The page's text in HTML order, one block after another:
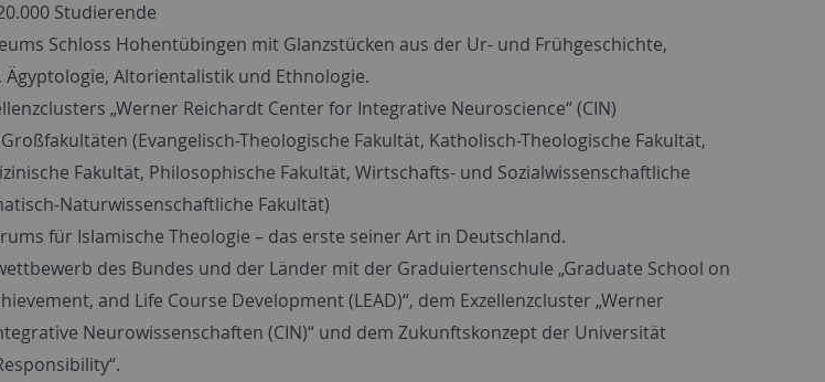
Studierende
Schloss Hohentübingen mit Glanzstücken aus der Ur- und Frühgeschichte,
Ägyptologie, Altorientalistik und Ethnologie.
„Werner Reichardt Center for Integrative Neuroscience“ (CIN)
(Evangelisch-Theologische Fakultät, Katholisch-Theologische Fakultät,
Fakultät, Philosophische Fakultät, Wirtschafts- und Sozialwissenschaftliche
Naturwissenschaftliche Fakultät)
für Islamische Theologie – das erste seiner Art in Deutschland.
des Bundes und der Länder mit der Graduiertenschule „Graduate School on
and Life Course Development (LEAD)“, dem Exzellenzcluster „Werner
Neurowissenschaften (CIN)“ und dem Zukunftskonzept der Universität